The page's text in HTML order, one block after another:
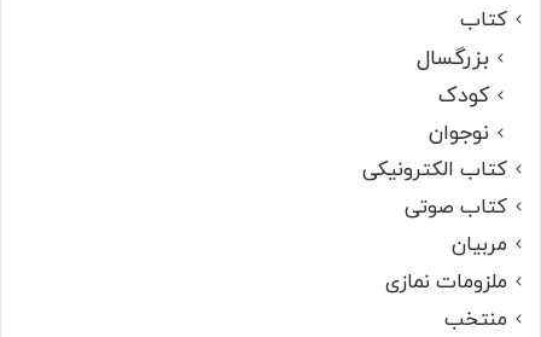
کتاب
بزرگسال
کودک
نوجوان
کتاب الکترونیکی
کتاب صوتی
مربیان
ملزومات نمازی
منتخب